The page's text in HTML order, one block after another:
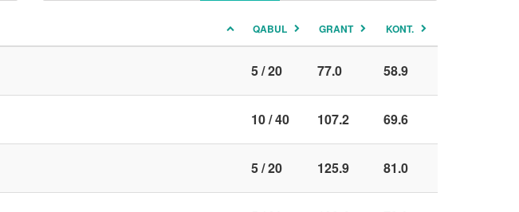
QABUL GRANT KONT.
5 / 20 77.0 58.9
10 / 40 107.2 69.6
5 / 20 125.9 81.0